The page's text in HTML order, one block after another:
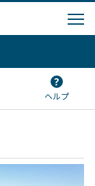
ヘルプ